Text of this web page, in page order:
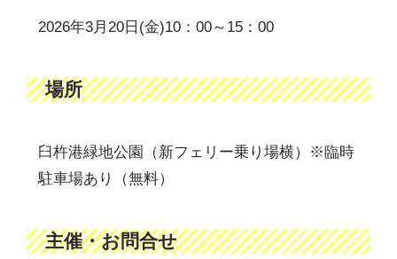
2026年3月20日(金)10：00～15：00
場所
臼杵港緑地公園（新フェリー乗り場横）※臨時
駐車場あり（無料）
主催・お問合せ